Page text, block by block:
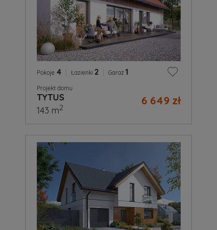
Pokoje 4 Łazienki 2 Garaż 1
Projekt domu
TYTUS 6 649 zł
143 m2